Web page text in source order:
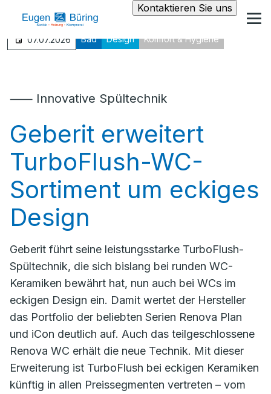
Kontaktieren Sie uns
07.07.2026 Bad Design Komfort & Hygiene
⸺ Innovative Spültechnik
Geberit erweitert
TurboFlush-WC-
Sortiment um eckiges
Design
Geberit führt seine leistungsstarke TurboFlush-
Spültechnik, die sich bislang bei runden WC-
Keramiken bewährt hat, nun auch bei WCs im
eckigen Design ein. Damit wertet der Hersteller
das Portfolio der beliebten Serien Renova Plan
und iCon deutlich auf. Auch das teilgeschlossene
Renova WC erhält die neue Technik. Mit dieser
Erweiterung ist TurboFlush bei eckigen Keramiken
künftig in allen Preissegmenten vertreten – vom